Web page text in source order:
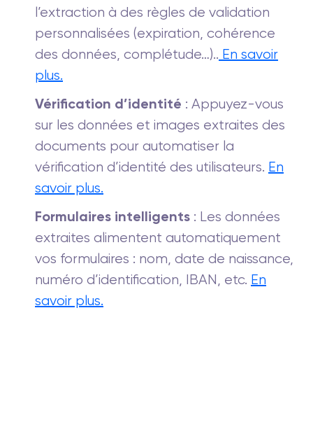
l’extraction à des règles de validation
personnalisées (expiration, cohérence
des données, complétude…).. En savoir
plus.
Vérification d’identité : Appuyez-vous
sur les données et images extraites des
documents pour automatiser la
vérification d’identité des utilisateurs. En
savoir plus.
Formulaires intelligents : Les données
extraites alimentent automatiquement
vos formulaires : nom, date de naissance,
numéro d’identification, IBAN, etc. En
savoir plus.